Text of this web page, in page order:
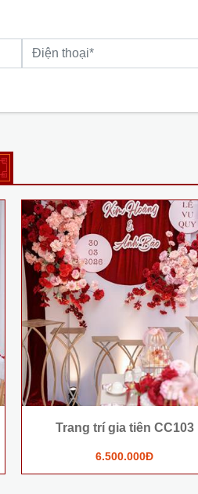
Trang trí gia tiên CC103
6.500.000Đ